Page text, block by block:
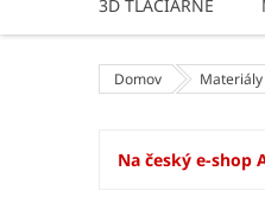
3D TLAČIARNE
Domov
Na český e-shop